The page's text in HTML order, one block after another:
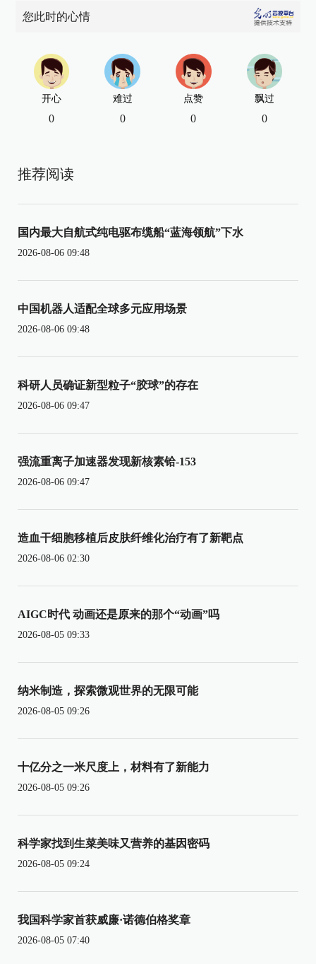
您此时的心情
开心
0
难过
0
点赞
0
飘过
0
推荐阅读
国内最大自航式纯电驱布缆船“蓝海领航”下水
2026-08-06 09:48
中国机器人适配全球多元应用场景
2026-08-06 09:48
科研人员确证新型粒子“胶球”的存在
2026-08-06 09:47
强流重离子加速器发现新核素铪-153
2026-08-06 09:47
造血干细胞移植后皮肤纤维化治疗有了新靶点
2026-08-06 02:30
AIGC时代 动画还是原来的那个“动画”吗
2026-08-05 09:33
纳米制造，探索微观世界的无限可能
2026-08-05 09:26
十亿分之一米尺度上，材料有了新能力
2026-08-05 09:26
科学家找到生菜美味又营养的基因密码
2026-08-05 09:24
我国科学家首获威廉·诺德伯格奖章
2026-08-05 07:40